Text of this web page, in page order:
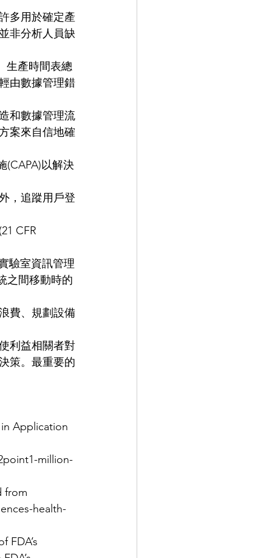
多用於確定產
非分析人員缺
生產時間表總
由數據管理錯
和數據管理流
案來自信地確
(CAPA)以解決
，追蹤用戶登
CFR
驗室資訊管理
之間移動時的
費、規劃設備
利益相關者對
策。最重要的
Application
million-
from
health-
FDA’s